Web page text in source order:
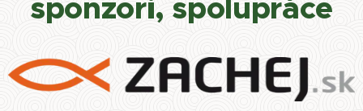
sponzori, spolupráce